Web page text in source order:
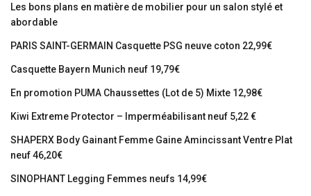
Les bons plans en matière de mobilier pour un salon stylé et
abordable
PARIS SAINT-GERMAIN Casquette PSG neuve coton 22,99€
Casquette Bayern Munich neuf 19,79€
En promotion PUMA Chaussettes (Lot de 5) Mixte 12,98€
Kiwi Extreme Protector – Imperméabilisant neuf 5,22 €
SHAPERX Body Gainant Femme Gaine Amincissant Ventre Plat
neuf 46,20€
SINOPHANT Legging Femmes neufs 14,99€